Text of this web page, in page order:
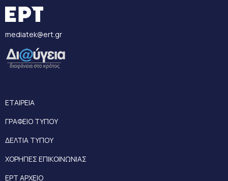
mediatek@ert.gr
ΕΤΑΙΡΕΙΑ
ΓΡΑΦΕΙΟ ΤΥΠΟΥ
ΔΕΛΤΙΑ ΤΥΠΟΥ
ΧΟΡΗΓΙΕΣ ΕΠΙΚΟΙΝΩΝΙΑΣ
ΕΡΤ ΑΡΧΕΙΟ